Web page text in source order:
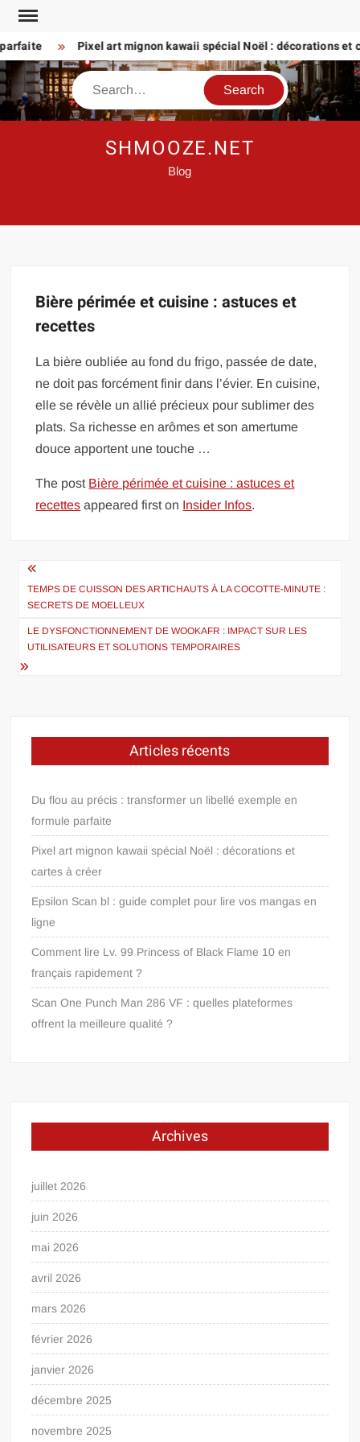
Skip
content
Pixel art mignon kawaii spécial Noël : décorations et
Search
SHMOOZE.NET
Blog
Bière périmée et cuisine : astuces et
recettes
La bière oubliée au fond du frigo, passée de date,
ne doit pas forcément finir dans l’évier. En cuisine,
elle se révèle un allié précieux pour sublimer des
plats. Sa richesse en arômes et son amertume
douce apportent une touche …
The post Bière périmée et cuisine : astuces et
recettes appeared first on Insider Infos.
Navigation
de
l’article
TEMPS DE CUISSON DES ARTICHAUTS À LA COCOTTE-MINUTE :
SECRETS DE MOELLEUX
LE DYSFONCTIONNEMENT DE WOOKAFR : IMPACT SUR LES
UTILISATEURS ET SOLUTIONS TEMPORAIRES
Articles récents
Du flou au précis : transformer un libellé exemple en
formule parfaite
Pixel art mignon kawaii spécial Noël : décorations et
cartes à créer
Epsilon Scan bl : guide complet pour lire vos mangas en
ligne
Comment lire Lv. 99 Princess of Black Flame 10 en
français rapidement ?
Scan One Punch Man 286 VF : quelles plateformes
offrent la meilleure qualité ?
Archives
juillet 2026
juin 2026
mai 2026
avril 2026
mars 2026
février 2026
janvier 2026
décembre 2025
novembre 2025